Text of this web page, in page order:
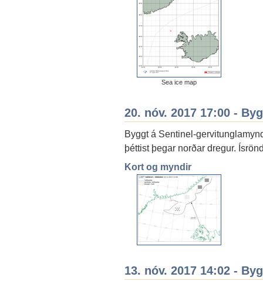
Sea ice map
20. nóv. 2017 17:00 -
Byggt á Sentinel-
þéttist þegar norðar dregur.
Kort og myndir
13. nóv. 2017 14:02 -